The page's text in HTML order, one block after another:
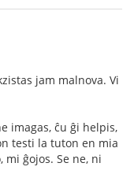
jam malnova. Vi
imagas, ĉu ĝi helpis,
testi la tuton en mia
mi ĝojos. Se ne, ni